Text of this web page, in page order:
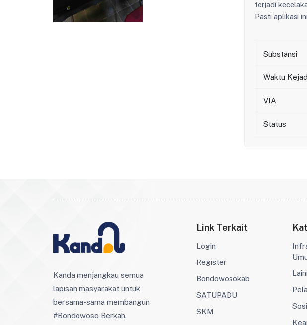
terjadi
Pasti aplikasi
Substansi
Waktu
VIA
Status
Kanda menjangkau semua
lapisan masyarakat untuk
bersama-sama membangun
#Bondowoso Berkah.
Link Terkait
Login
Register
Bondowosokab
SATUPADU
SKM